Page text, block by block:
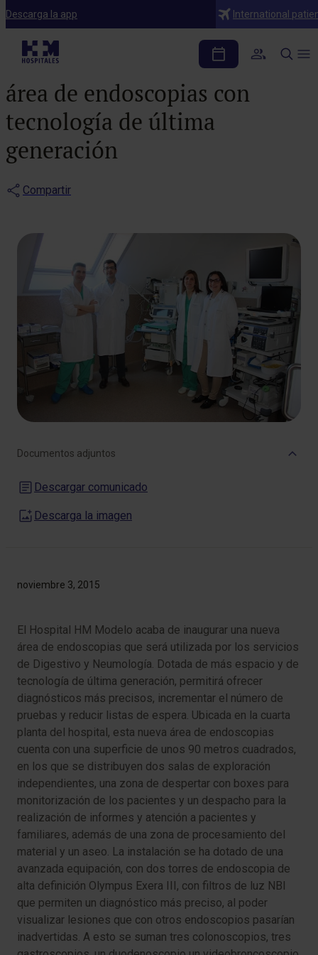
Descarga la app International
Notas de prensa
El Hospital HM Modelo
pone en marcha una nueva
área de endoscopias con
tecnología de última
generación
Compartir
noviembre 3, 2015
El Hospital HM Modelo acaba de inaugurar una nueva
área de endoscopias que será utilizada por los servicios
de Digestivo y Neumología. Dotada de más espacio y de
tecnología de última generación, permitirá ofrecer
diagnósticos más precisos, incrementar el número de
pruebas y reducir listas de espera. Ubicada en la cuarta
planta del hospital, esta nueva área de endoscopias
cuenta con una superficie de unos 90 metros cuadrados,
en los que se distribuyen dos salas de exploración
independientes, una zona de despertar con boxes para
monitorización de los pacientes y un despacho para la
realización de informes y atención a pacientes y
familiares, además de una zona de procesamiento del
material y un aseo. La instalación se ha dotado de una
avanzada equipación, con dos torres de endoscopia de
alta definición Olympus Exera III, con filtros de luz NBI
que permiten un diagnóstico más preciso, al poder
visualizar lesiones que con otros endoscopios pasarían
inadvertidas. A esto se suman tres colonoscopios, tres
Documentos adjuntos
Descargar comunicado
Descarga la imagen